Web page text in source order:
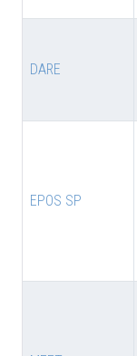
DARE
EPOS SP